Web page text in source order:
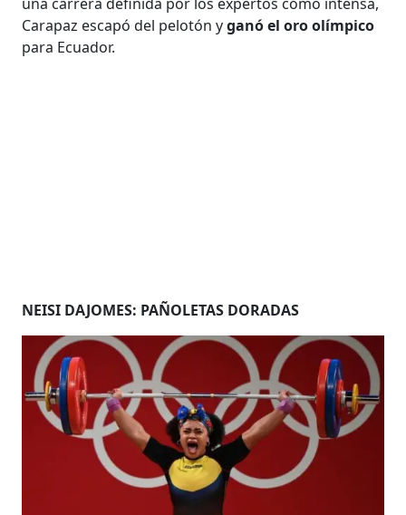
Carapaz escapó del pelotón yganó el oro olímpico
para Ecuador.
NEISI DAJOMES: PAÑOLETAS DORADAS